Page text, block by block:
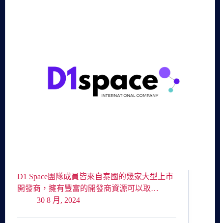
D1 Space團隊成員皆來自泰國的幾家大型上市
開發商，擁有豐富的開發商資源可以取…
30 8 月, 2024